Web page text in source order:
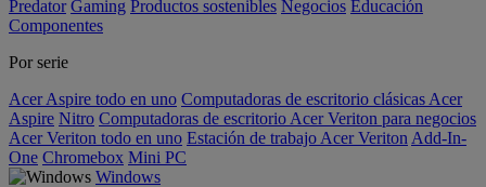
Predator Gaming Productos sostenibles Negocios Educación
Componentes
Por serie
Acer Aspire todo en uno Computadoras de escritorio clásicas Acer
Aspire Nitro Computadoras de escritorio Acer Veriton para negocios
Acer Veriton todo en uno Estación de trabajo Acer Veriton Add-In-
One Chromebox Mini PC
Windows